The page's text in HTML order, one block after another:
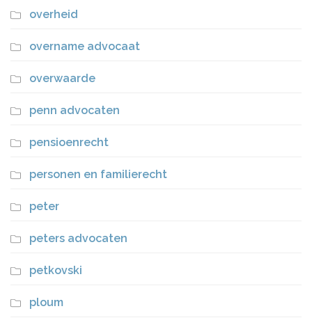
overheid
overname advocaat
overwaarde
penn advocaten
pensioenrecht
personen en familierecht
peter
peters advocaten
petkovski
ploum